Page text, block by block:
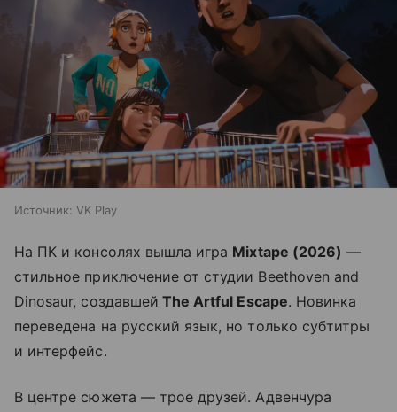
Источник: VK Play
На ПК и консолях вышла игра Mixtape (2026) —
стильное приключение от студии Beethoven and
Dinosaur, создавшей The Artful Escape. Новинка
переведена на русский язык, но только субтитры
и интерфейс.
В центре сюжета — трое друзей. Адвенчура